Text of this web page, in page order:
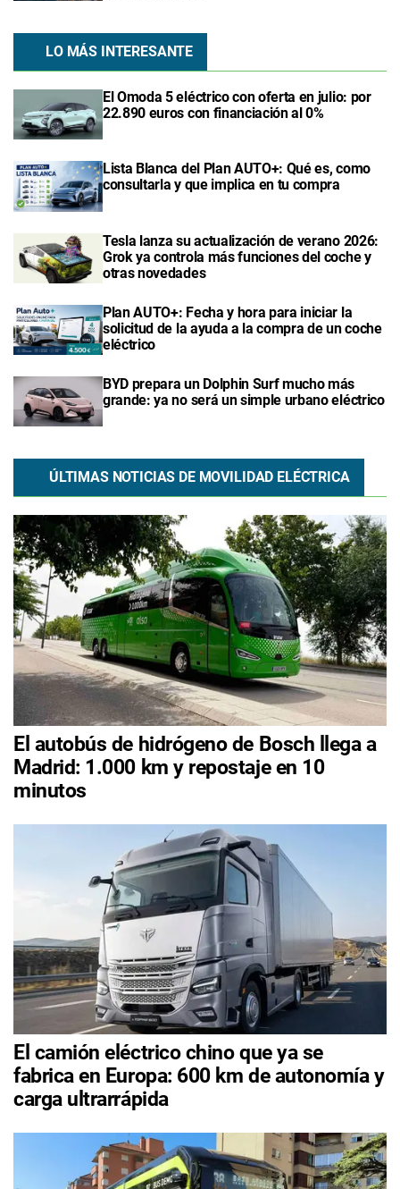
LO MÁS INTERESANTE
El Omoda 5 eléctrico con oferta en julio: por
22.890 euros con financiación al 0%
Lista Blanca del Plan AUTO+: Qué es, como
consultarla y que implica en tu compra
Tesla lanza su actualización de verano 2026:
Grok ya controla más funciones del coche y
otras novedades
Plan AUTO+: Fecha y hora para iniciar la
solicitud de la ayuda a la compra de un coche
eléctrico
BYD prepara un Dolphin Surf mucho más
grande: ya no será un simple urbano eléctrico
ÚLTIMAS NOTICIAS DE MOVILIDAD ELÉCTRICA
El autobús de hidrógeno de Bosch llega a
Madrid: 1.000 km y repostaje en 10
minutos
El camión eléctrico chino que ya se
fabrica en Europa: 600 km de autonomía y
carga ultrarrápida